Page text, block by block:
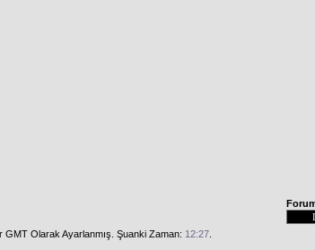
GMT Olarak Ayarlanmış. Şuanki Zaman: 12:27